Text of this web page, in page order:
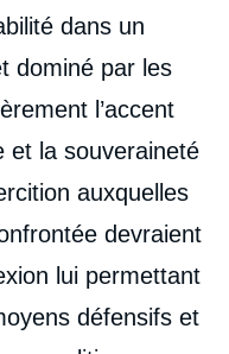
dans un
dominé par les
l’accent
et la souveraineté
auxquelles
devraient
lui permettant
défensifs et